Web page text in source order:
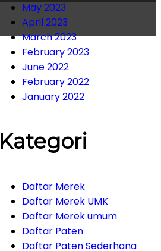
May 2023
April 2023
March 2023
February 2023
June 2022
February 2022
January 2022
Kategori
Daftar Merek
Daftar Merek UMK
Daftar Merek umum
Daftar Paten
Daftar Paten Sederhana